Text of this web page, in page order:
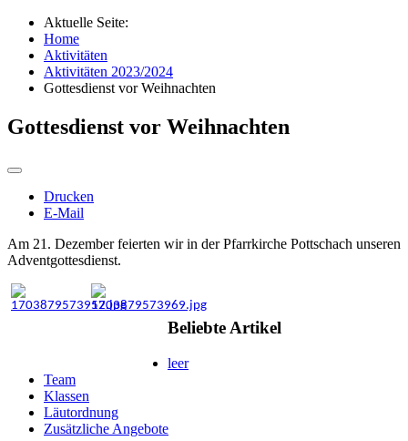
Aktuelle Seite:
Home
Aktivitäten
Aktivitäten 2023/2024
Gottesdienst vor Weihnachten
Gottesdienst vor Weihnachten
Drucken
E-Mail
Am 21. Dezember feierten wir in der Pfarrkirche Pottschach unseren
Adventgottesdienst.
Beliebte Artikel
leer
Team
Klassen
Läutordnung
Zusätzliche Angebote